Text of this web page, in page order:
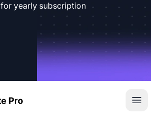
for yearly subscription